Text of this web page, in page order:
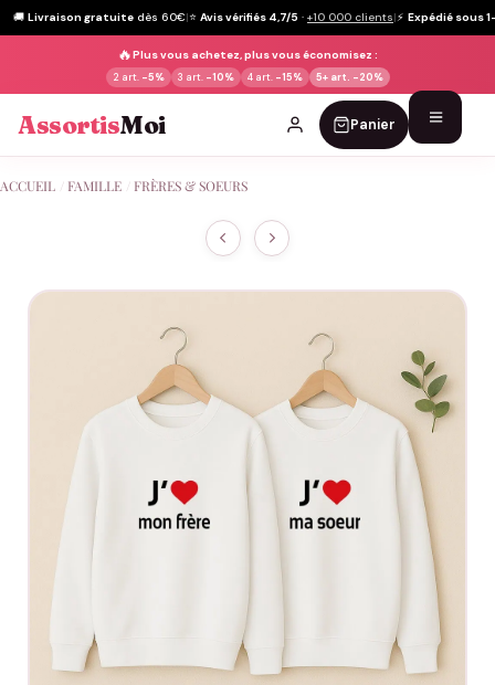
🚚 Livraison gratuite dès 60€|⭐ Avis vérifiés 4,7/5 · +10 000 clients|⚡ Expédié sous
🔥Plus vous achetez, plus vous économisez :
2 art. -5% 3 art. -10% 4 art. -15% 5+ art. -20%
AssortisMoi Panier
au
ACCUEIL FAMILLE FRÈRES & SOEURS